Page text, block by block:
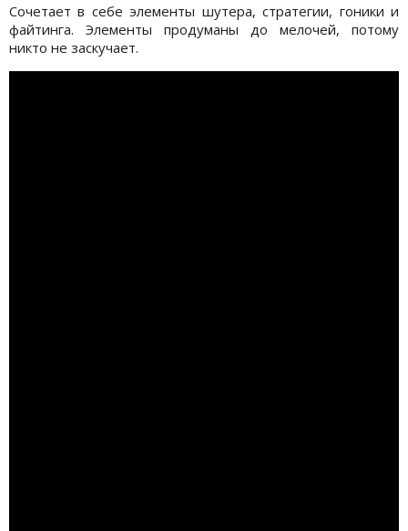
Сочетает в себе элементы шутера, стратегии, гоники и
файтинга. Элементы продуманы до мелочей, потому
никто не заскучает.